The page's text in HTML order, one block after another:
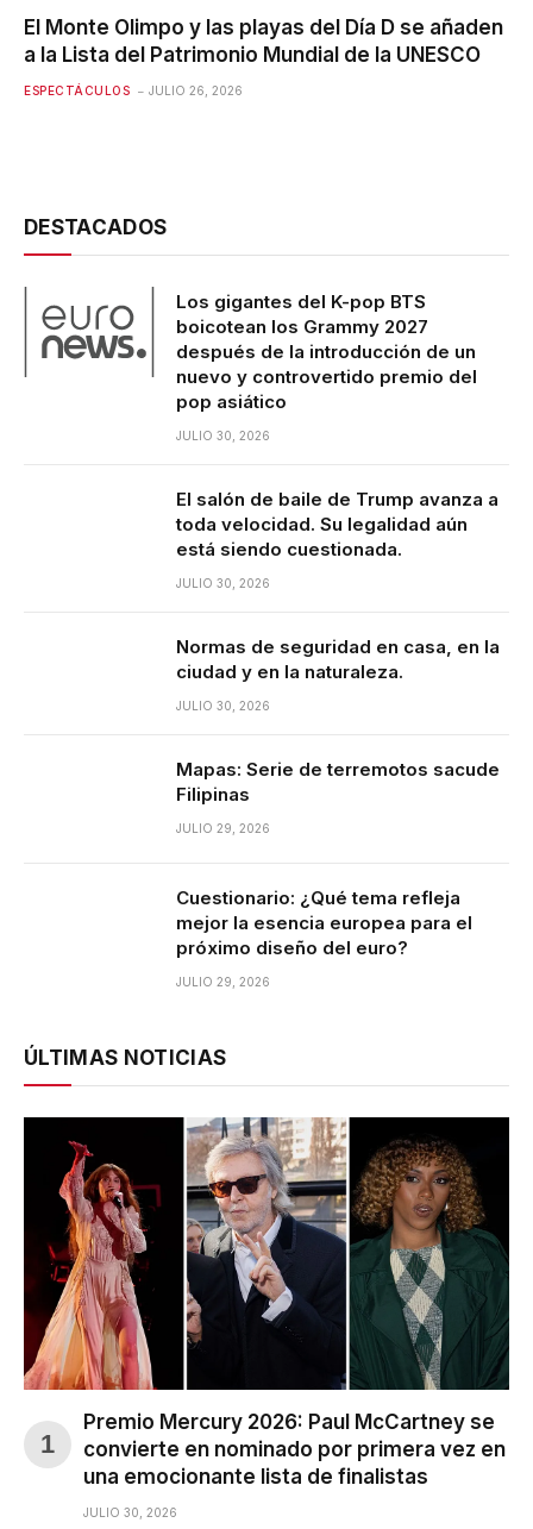
El Monte Olimpo y las playas del Día D se añaden
a la Lista del Patrimonio Mundial de la UNESCO
ESPECTÁCULOS JULIO 26, 2026
DESTACADOS
Los gigantes del K-pop BTS
boicotean los Grammy 2027
después de la introducción de un
nuevo y controvertido premio del
pop asiático
JULIO 30, 2026
El salón de baile de Trump avanza a
toda velocidad. Su legalidad aún
está siendo cuestionada.
JULIO 30, 2026
Normas de seguridad en casa, en la
ciudad y en la naturaleza.
JULIO 30, 2026
Mapas: Serie de terremotos sacude
Filipinas
JULIO 29, 2026
Cuestionario: ¿Qué tema refleja
mejor la esencia europea para el
próximo diseño del euro?
JULIO 29, 2026
ÚLTIMAS NOTICIAS
Premio Mercury 2026: Paul McCartney se
convierte en nominado por primera vez en
una emocionante lista de finalistas
JULIO 30, 2026